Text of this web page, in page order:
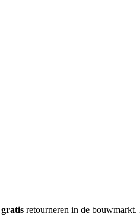
gratis retourneren in de bouwmarkt.